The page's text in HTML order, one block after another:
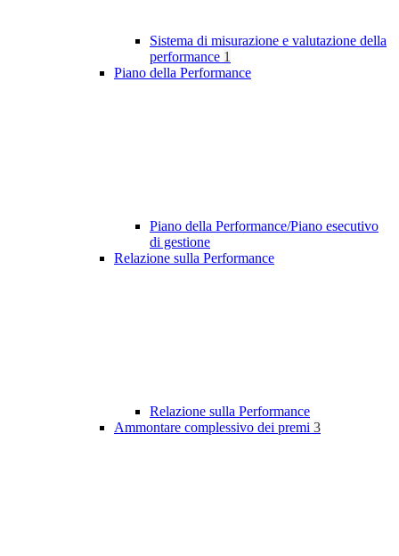
Sistema di misurazione e valutazione della
performance 1
Piano della Performance
Piano della Performance/Piano esecutivo
di gestione
Relazione sulla Performance
Relazione sulla Performance
Ammontare complessivo dei premi 3